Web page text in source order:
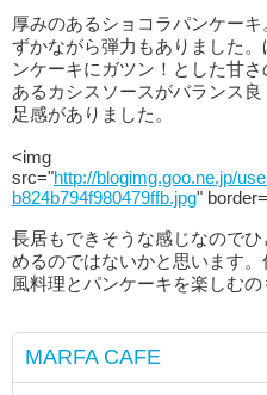
厚みのあるショコラパンケー
ずかながら弾力もありました
ンケーキにガツン！とした甘
あるカシスソースがバランス
足感がありました。
<img
src="http://blogimg.goo.ne.jp/
b824b794f980479ffb.jpg"
長居もできそうな感じなので
めるのではないかと思います
風料理とパンケーキを楽しむの
MARFA CAFE